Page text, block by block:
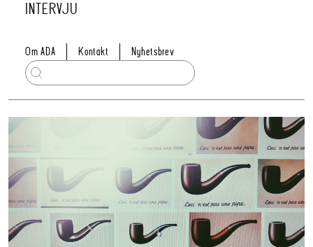
INTERVJU
Om ADA Kontakt Nyhetsbrev